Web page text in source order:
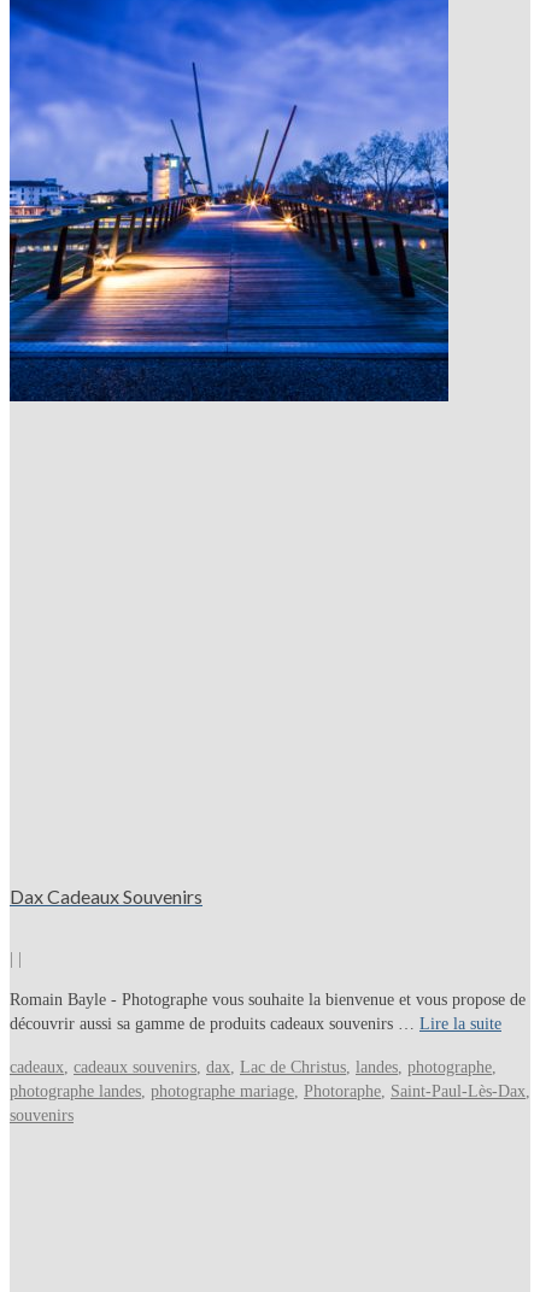
Dax Cadeaux Souvenirs
| |
Romain Bayle - Photographe vous souhaite la bienvenue et vous propose de
découvrir aussi sa gamme de produits cadeaux souvenirs … Lire la suite
cadeaux cadeaux souvenirs dax Lac de Christus landes photographe
photographe landes photographe mariage Photoraphe Saint-Paul-Lès-Dax
souvenirs